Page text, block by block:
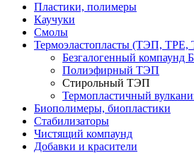
Пластики, полимеры
Каучуки
Смолы
Термоэластопласты (ТЭП,
Безгалогенный компаунд
Полиэфирный ТЭП
Стирольный ТЭП
Термопластичный
Биополимеры, биопластики
Стабилизаторы
Чистящий компаунд
Добавки и красители